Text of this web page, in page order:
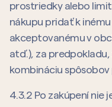
prostriedky alebo
nákupu pridať k
akceptovanému v
atď.), za
kombináciu spôsobov
4.3.2 Po zakúpení nie